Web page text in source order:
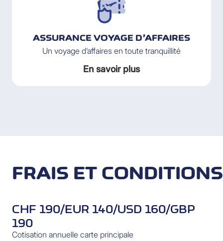
ASSURANCE VOYAGE D’AFFAIRES
Un voyage d’affaires en toute tranquillité
En savoir plus
FRAIS ET CONDITIONS
CHF 190/EUR 140/USD 160/GBP
190
Cotisation annuelle carte principale